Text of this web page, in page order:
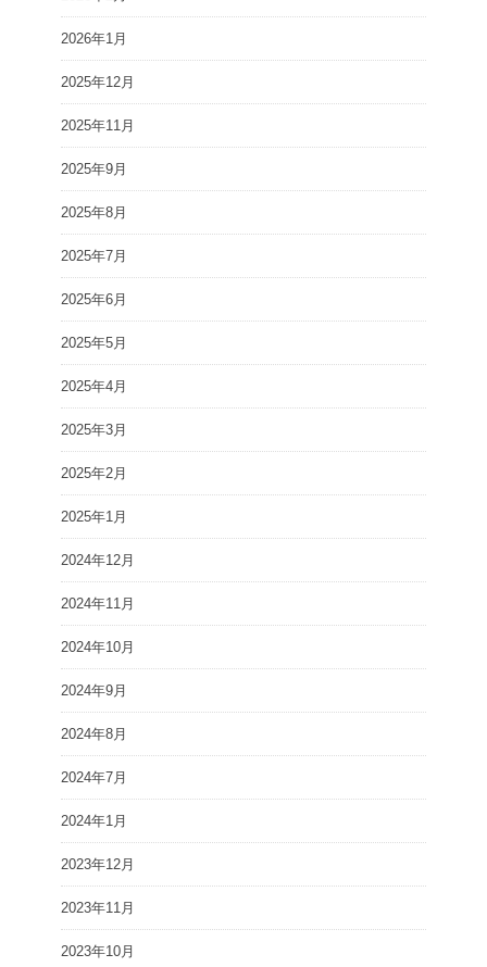
2026年1月
2025年12月
2025年11月
2025年9月
2025年8月
2025年7月
2025年6月
2025年5月
2025年4月
2025年3月
2025年2月
2025年1月
2024年12月
2024年11月
2024年10月
2024年9月
2024年8月
2024年7月
2024年1月
2023年12月
2023年11月
2023年10月